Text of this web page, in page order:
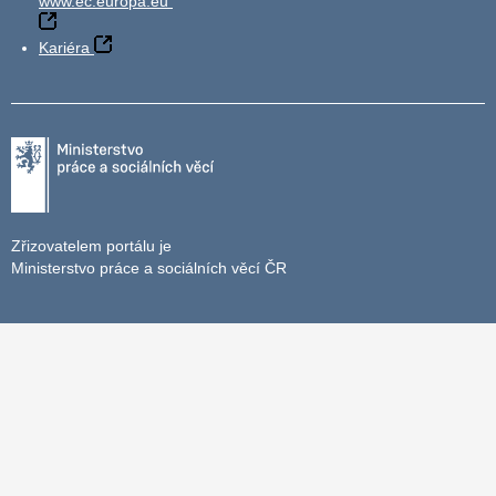
Kariéra
Zřizovatelem portálu je
Ministerstvo práce a sociálních věcí ČR